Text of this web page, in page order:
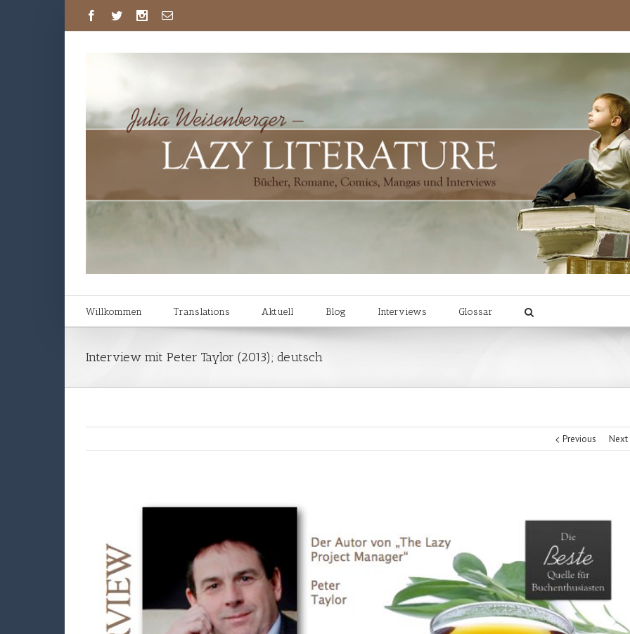
Willkommen Translations Aktuell Blog Interviews Glossar
Interview mit Peter Taylor (2013); deutsch
Previous Next